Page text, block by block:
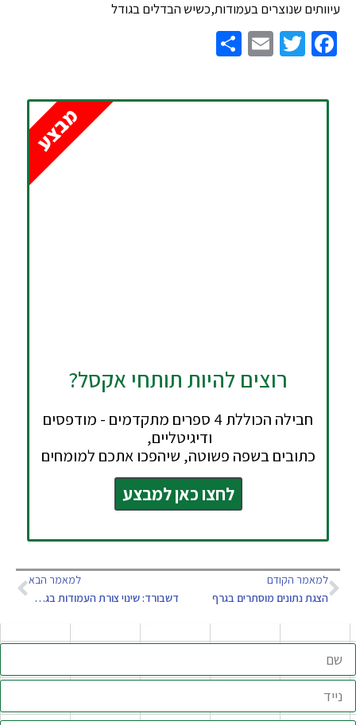
עיוותים שנוצרים בעמודות,כשיש הבדלים בגודל
Facebook
Twitter
Email
Share
רוצים להיות תותחי אקסל?
חבילה הכוללת 4 ספרים מתקדמים - מודפסים
ודיגיטליים,
כתובים בשפה פשוטה, שיהפכו אתכם למומחים
לחצו כאן למבצע
מבצע
למאמר הקודם
הצגת נתונים מוסתרים בגרף
למאמר הבא
דשבורד: שינוי צורת העמודות בגרף – מתקדם